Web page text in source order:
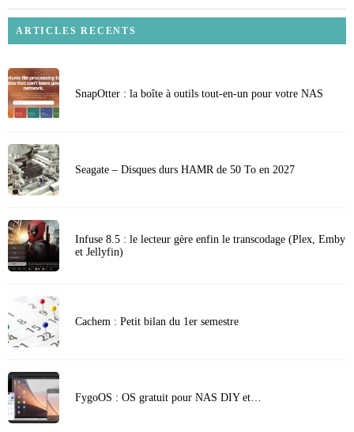
ARTICLES RECENTS
SnapOtter : la boîte à outils tout-en-un pour votre NAS
Seagate – Disques durs HAMR de 50 To en 2027
Infuse 8.5 : le lecteur gère enfin le transcodage (Plex, Emby
et Jellyfin)
Cachem : Petit bilan du 1er semestre
FygoOS : OS gratuit pour NAS DIY et…